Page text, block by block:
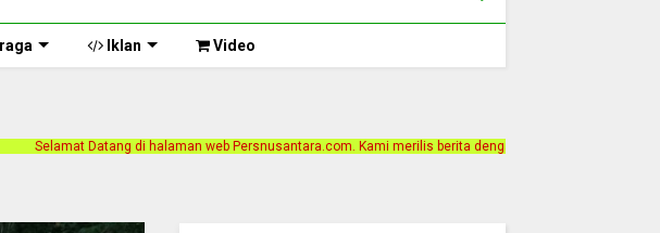
Iklan Video
web Persnusantara.com. Kami merilis berita dengan motto Akurat, Independen, Terpercaya.